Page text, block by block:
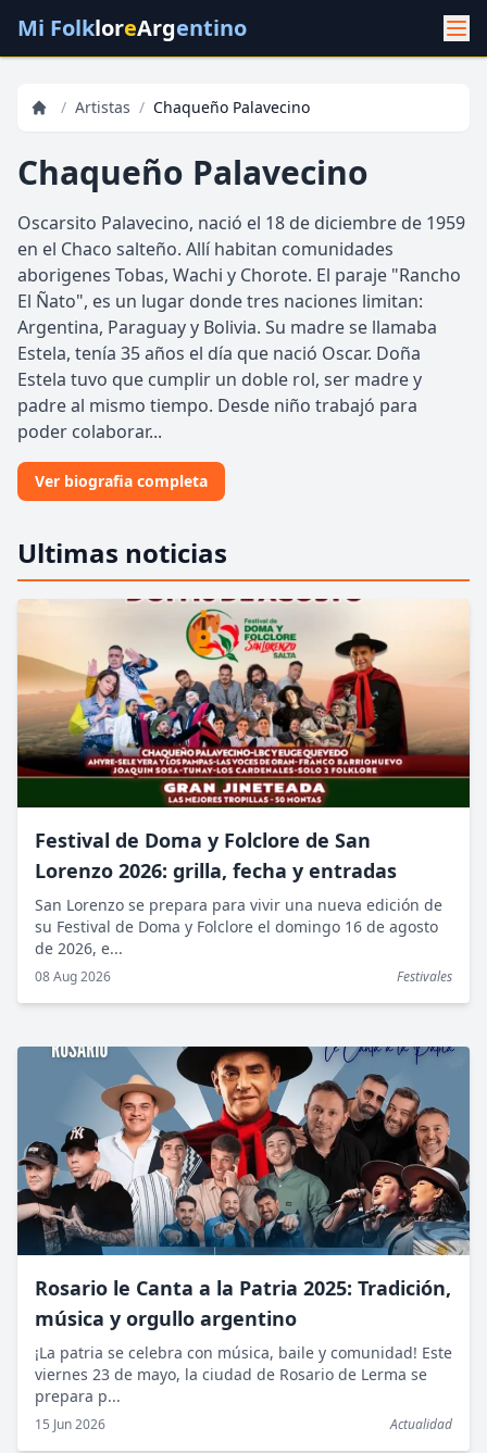
Mi FolkloreArgentino
/ Artistas / Chaqueño Palavecino
Chaqueño Palavecino
Oscarsito Palavecino, nació el 18 de diciembre de 1959
en el Chaco salteño. Allí habitan comunidades
aborigenes Tobas, Wachi y Chorote. El paraje "Rancho
El Ñato", es un lugar donde tres naciones limitan:
Argentina, Paraguay y Bolivia. Su madre se llamaba
Estela, tenía 35 años el día que nació Oscar. Doña
Estela tuvo que cumplir un doble rol, ser madre y
padre al mismo tiempo. Desde niño trabajó para
poder colaborar...
Ver biografia completa
Ultimas noticias
Festival de Doma y Folclore de San
Lorenzo 2026: grilla, fecha y entradas
San Lorenzo se prepara para vivir una nueva edición de
su Festival de Doma y Folclore el domingo 16 de agosto
de 2026, e...
08 Aug 2026 Festivales
Rosario le Canta a la Patria 2025: Tradición,
música y orgullo argentino
¡La patria se celebra con música, baile y comunidad! Este
viernes 23 de mayo, la ciudad de Rosario de Lerma se
prepara p...
15 Jun 2026 Actualidad